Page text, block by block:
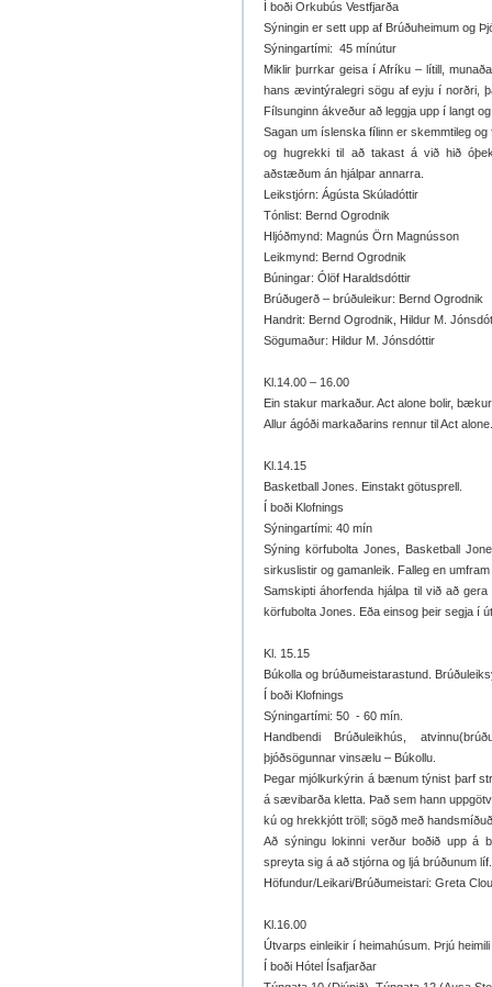
Í boði Orkubús Vestfjarða
Sýningin er sett upp af Brúðuheimum og
Sýningartími: 45 mínútur
Miklir þurrkar geisa í Afríku – lítill,
hans ævintýralegri sögu af eyju í norðri,
Fílsunginn ákveður að leggja upp í langt
Sagan um íslenska fílinn er skemmtileg
og hugrekki til að takast á við hið
aðstæðum án hjálpar annarra.
Leikstjórn: Ágústa Skúladóttir
Tónlist: Bernd Ogrodnik
Hljóðmynd: Magnús Örn Magnússon
Leikmynd: Bernd Ogrodnik
Búningar: Ólöf Haraldsdóttir
Brúðugerð – brúðuleikur: Bernd Ogrodnik
Handrit: Bernd Ogrodnik, Hildur M.
Sögumaður: Hildur M. Jónsdóttir
Kl.14.00 – 16.00
Ein stakur markaður. Act alone bolir,
Allur ágóði markaðarins rennur til Act alone.
Kl.14.15
Basketball Jones. Einstakt götusprell.
Í boði Klofnings
Sýningartími: 40 mín
Sýning körfubolta Jones, Basketball
sirkuslistir og gamanleik. Falleg en
Samskipti áhorfenda hjálpa til við að
körfubolta Jones. Eða einsog þeir segja í
Kl. 15.15
Búkolla og brúðumeistarastund.
Í boði Klofnings
Sýningartími: 50 - 60 mín.
Handbendi Brúðuleikhús,
þjóðsögunnar vinsælu – Búkollu.
Þegar mjólkurkýrin á bænum týnist þarf
á sævibarða kletta. Það sem hann
kú og hrekkjótt tröll; sögð með
Að sýningu lokinni verður boðið upp á
spreyta sig á að stjórna og ljá brúðunum líf.
Höfundur/Leikari/Brúðumeistari: Greta
Kl.16.00
Útvarps einleikir í heimahúsum. Þrjú
Í boði Hótel Ísafjarðar